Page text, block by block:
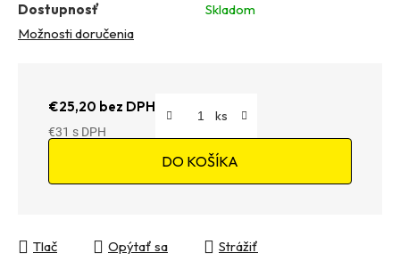
Dostupnosť
Skladom
Možnosti doručenia
€25,20 bez DPH
€31
DO KOŠÍKA
Tlač Opýtať sa Strážiť